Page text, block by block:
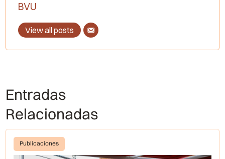
BVU
View all posts
Entradas
Relacionadas
Publicaciones